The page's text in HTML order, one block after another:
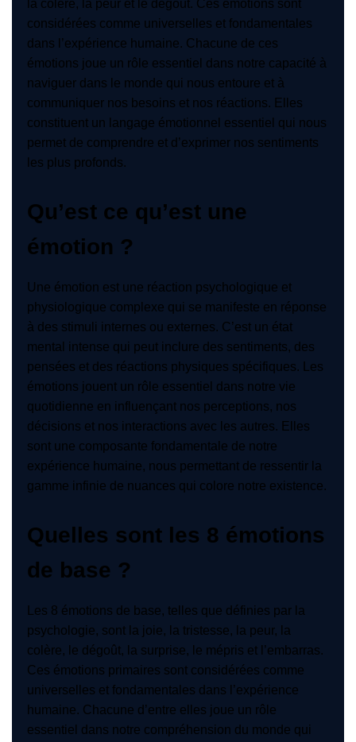
la colère, la peur et le dégoût. Ces émotions sont
considérées comme universelles et fondamentales
dans l’expérience humaine. Chacune de ces
émotions joue un rôle essentiel dans notre capacité à
naviguer dans le monde qui nous entoure et à
communiquer nos besoins et nos réactions. Elles
constituent un langage émotionnel essentiel qui nous
permet de comprendre et d’exprimer nos sentiments
les plus profonds.
Qu’est ce qu’est une
émotion ?
Une émotion est une réaction psychologique et
physiologique complexe qui se manifeste en réponse
à des stimuli internes ou externes. C’est un état
mental intense qui peut inclure des sentiments, des
pensées et des réactions physiques spécifiques. Les
émotions jouent un rôle essentiel dans notre vie
quotidienne en influençant nos perceptions, nos
décisions et nos interactions avec les autres. Elles
sont une composante fondamentale de notre
expérience humaine, nous permettant de ressentir la
gamme infinie de nuances qui colore notre existence.
Quelles sont les 8 émotions
de base ?
Les 8 émotions de base, telles que définies par la
psychologie, sont la joie, la tristesse, la peur, la
colère, le dégoût, la surprise, le mépris et l’embarras.
Ces émotions primaires sont considérées comme
universelles et fondamentales dans l’expérience
humaine. Chacune d’entre elles joue un rôle
essentiel dans notre compréhension du monde qui